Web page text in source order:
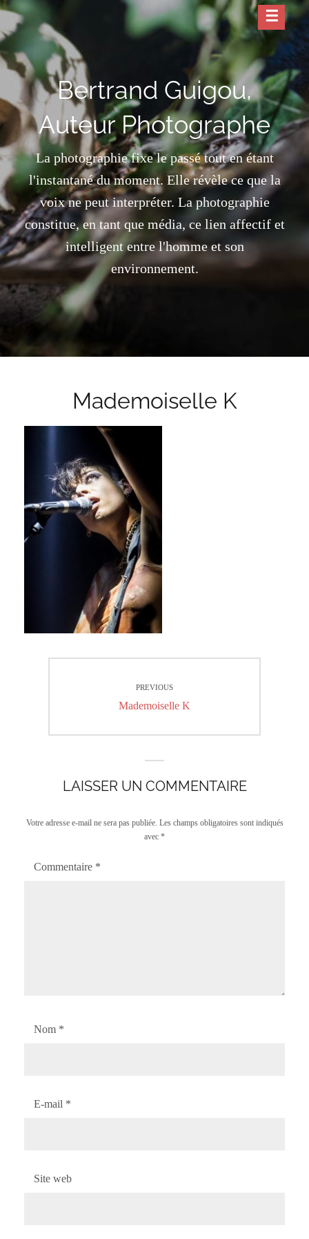
Skip
content
Bertrand Guigou,
Auteur Photographe
La photographie fixe le passé tout en étant
l'instantané du moment. Elle révèle ce que la
voix ne peut interpréter. La photographie
constitue, en tant que média, ce lien affectif et
intelligent entre l'homme et son
environnement.
Mademoiselle K
PREVIOUS
Previous
Mademoiselle K
LAISSER UN COMMENTAIRE
Votre adresse e-mail ne sera pas publiée. Les champs obligatoires sont indiqués
avec *
Commentaire *
Nom *
E-mail *
Site web